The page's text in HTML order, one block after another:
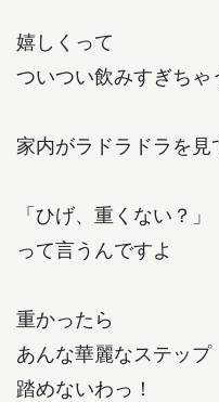
嬉しくって
ついつい飲みすぎちゃ
家内がラドラドラを見
「ひげ、重くない？」
って言うんですよ
重かったら
あんな華麗なステップ
踏めないわっ！